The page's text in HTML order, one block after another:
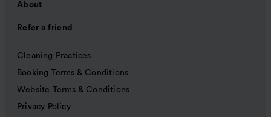
About
Refer a friend
Cleaning Practices
Booking Terms & Conditions
Website Terms & Conditions
Privacy Policy